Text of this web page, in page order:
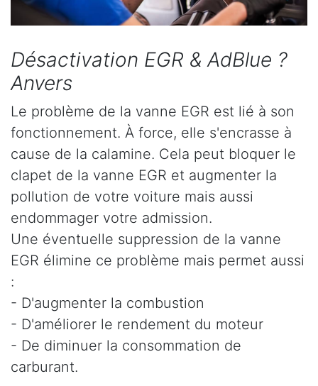
Désactivation EGR & AdBlue ?
Anvers
Le problème de la vanne EGR est lié à son
fonctionnement. À force, elle s'encrasse à
cause de la calamine. Cela peut bloquer le
clapet de la vanne EGR et augmenter la
pollution de votre voiture mais aussi
endommager votre admission.
Une éventuelle suppression de la vanne
EGR élimine ce problème mais permet aussi
:
- D'augmenter la combustion
- D'améliorer le rendement du moteur
- De diminuer la consommation de
carburant.